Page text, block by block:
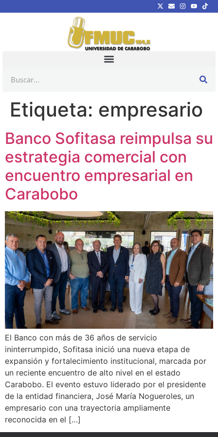
Etiqueta: empresario
Banco Sofitasa reimpulsa su
estrategia comercial con
encuentro empresarial en
Carabobo
El Banco con más de 36 años de servicio
ininterrumpido, Sofitasa inició una nueva etapa de
expansión y fortalecimiento institucional, marcada por
un reciente encuentro de alto nivel en el estado
Carabobo. El evento estuvo liderado por el presidente
de la entidad financiera, José María Nogueroles, un
empresario con una trayectoria ampliamente
reconocida en el […]